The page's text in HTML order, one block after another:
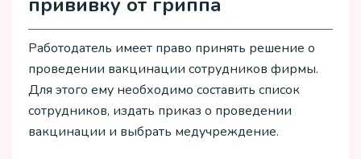
Работодатель имеет право принять решение о
проведении вакцинации сотрудников фирмы.
Для этого ему необходимо составить список
сотрудников, издать приказ о проведении
вакцинации и выбрать медучреждение.